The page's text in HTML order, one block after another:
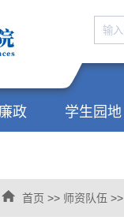
政 学生园地
首页 >> 师资队伍 >>